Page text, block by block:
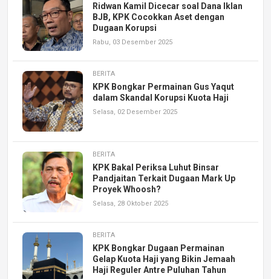
Ridwan Kamil Dicecar soal Dana Iklan
BJB, KPK Cocokkan Aset dengan
Dugaan Korupsi
Rabu, 03 Desember 2025
BERITA
KPK Bongkar Permainan Gus Yaqut
dalam Skandal Korupsi Kuota Haji
Selasa, 02 Desember 2025
BERITA
KPK Bakal Periksa Luhut Binsar
Pandjaitan Terkait Dugaan Mark Up
Proyek Whoosh?
Selasa, 28 Oktober 2025
BERITA
KPK Bongkar Dugaan Permainan
Gelap Kuota Haji yang Bikin Jemaah
Haji Reguler Antre Puluhan Tahun